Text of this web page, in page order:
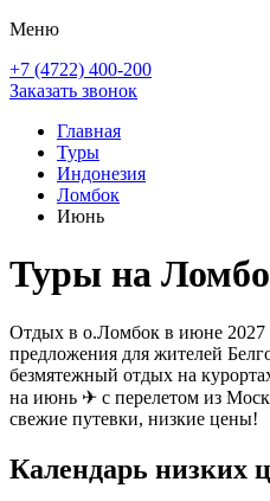
Меню
+7 (4722) 400-200
Заказать звонок
Главная
Туры
Индонезия
Ломбок
Июнь
Туры на
Отдых в о.Ломбок в июне
предложения для жителей
безмятежный отдых на
на июнь ✈ с перелетом из
свежие путевки, низкие цены!
Календарь низких